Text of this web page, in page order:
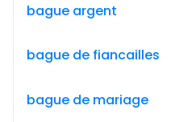
bague argent
bague de fiancailles
bague de mariage